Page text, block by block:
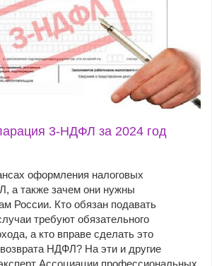
3-НДФЛ за 2024 год
оформления налоговых
а также зачем они нужны
России. Кто обязан подавать
требуют обязательного
а кто вправе сделать это
НДФЛ? На эти и другие
Ассоциации профессиональных